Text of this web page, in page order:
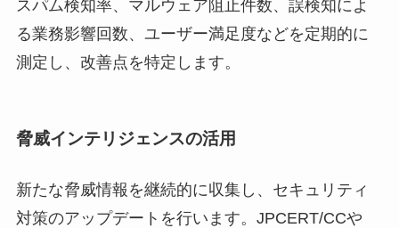
スパム検知率、マルウェア阻止件数、誤検知によ
る業務影響回数、ユーザー満足度などを定期的に
測定し、改善点を特定します。
脅威インテリジェンスの活用
新たな脅威情報を継続的に収集し、セキュリティ
対策のアップデートを行います。JPCERT/CCや